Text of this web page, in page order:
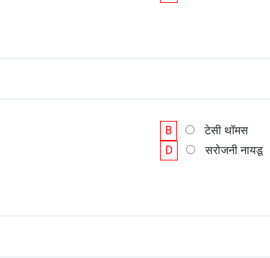
B
टेसी थॉमस
D सरोजनी नायडू